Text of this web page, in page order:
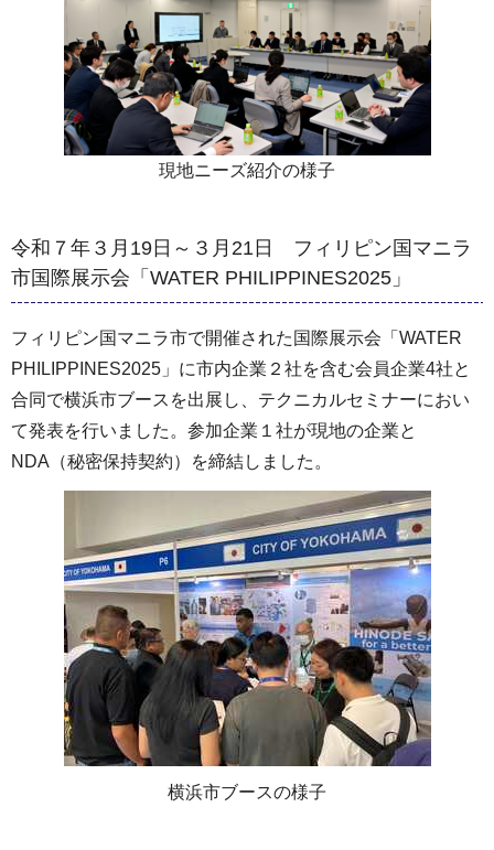
現地ニーズ紹介の様子
令和７年３月19日～３月21日 フィリピン国マニラ
市国際展示会「WATER PHILIPPINES2025」
フィリピン国マニラ市で開催された国際展示会「WATER
PHILIPPINES2025」に市内企業２社を含む会員企業4社と
合同で横浜市ブースを出展し、テクニカルセミナーにおい
て発表を行いました。参加企業１社が現地の企業と
NDA（秘密保持契約）を締結しました。
横浜市ブースの様子